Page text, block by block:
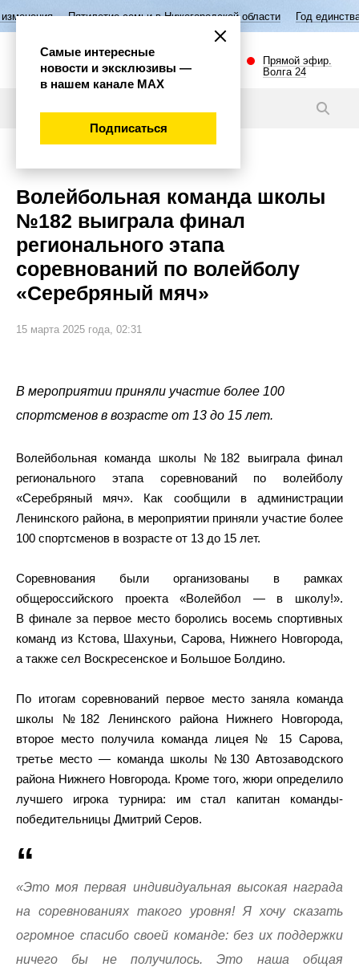
Пятилетие семьи в Нижегородской области Год единства народов
Прямой эфир.
Волга 24
Волейбольная команда школы
№182 выиграла финал
регионального этапа
соревнований по волейболу
«Серебряный мяч»
15 марта 2025 года, 02:31
В мероприятии приняли участие более 100
спортсменов в возрасте от 13 до 15 лет.
Волейбольная команда школы №182 выиграла финал
регионального этапа соревнований по волейболу
«Серебряный мяч». Как сообщили в администрации
Ленинского района, в мероприятии приняли участие более
100 спортсменов в возрасте от 13 до 15 лет.
Соревнования были организованы в рамках
общероссийского проекта «Волейбол — в школу!».
В финале за первое место боролись восемь спортивных
команд из Кстова, Шахуньи, Сарова, Нижнего Новгорода,
а также сел Воскресенское и Большое Болдино.
По итогам соревнований первое место заняла команда
школы №182 Ленинского района Нижнего Новгорода,
второе место получила команда лицея № 15 Сарова,
третье место — команда школы №130 Автозаводского
района Нижнего Новгорода. Кроме того, жюри определило
лучшего игрока турнира: им стал капитан команды-
победительницы Дмитрий Серов.
«Это моя первая индивидуальная высокая награда
на соревнованиях такого уровня! Я хочу сказать
огромное спасибо своей команде: без их поддержки
ничего бы не получилось. Это наша общая
Самые интересные
новости и эксклюзивы —
в нашем канале МАХ
Подписаться